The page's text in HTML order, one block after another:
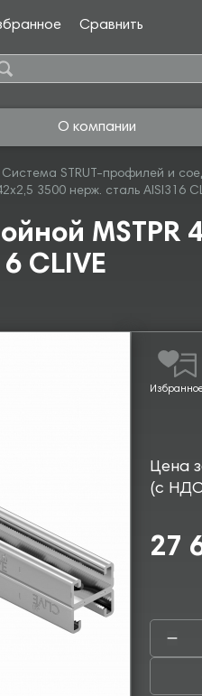
Сравнить
О компании
Система STRUT-профилей и
3500 нерж. сталь AISI316
MSTPR
CLIVE
Цена
(с
27